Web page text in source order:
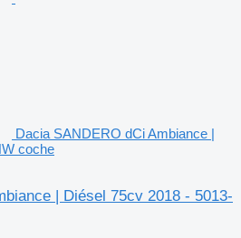
Dacia SANDERO dCi Ambiance |
coche
| Diésel 75cv 2018 - 5013-